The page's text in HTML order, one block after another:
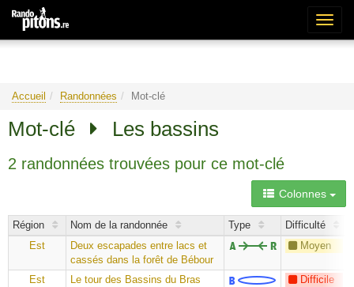
Accueil Randonnées Mot-clé
Mot-clé Les bassins
2 randonnées trouvées pour ce mot-clé
Colonnes
Région Nom de la randonnée Type Difficulté
Est
Deux escapades entre lacs et
cassés dans la forêt de Bébour
Moyen
Est
Le tour des Bassins du Bras
Difficile